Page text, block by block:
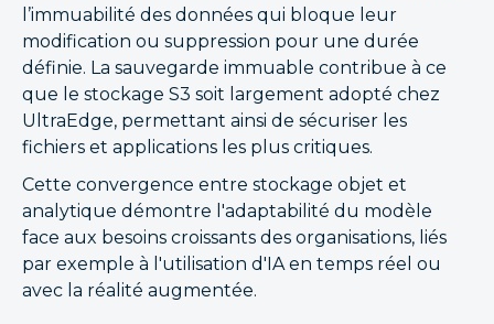
l’immuabilité des données qui bloque leur
modification ou suppression pour une durée
définie. La sauvegarde immuable contribue à ce
que le stockage S3 soit largement adopté chez
UltraEdge, permettant ainsi de sécuriser les
fichiers et applications les plus critiques.
Cette convergence entre stockage objet et
analytique démontre l'adaptabilité du modèle
face aux besoins croissants des organisations, liés
par exemple à l'utilisation d'IA en temps réel ou
avec la réalité augmentée.